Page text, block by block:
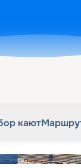
кают